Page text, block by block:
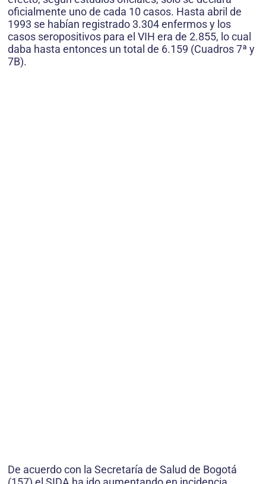
oficialmente uno de cada 10 casos. Hasta abril de
1993 se habían registrado 3.304 enfermos y los
casos seropositivos para el VIH era de 2.855, lo cual
daba hasta entonces un total de 6.159 (Cuadros 7ª y
7B).
De acuerdo con la Secretaría de Salud de Bogotá